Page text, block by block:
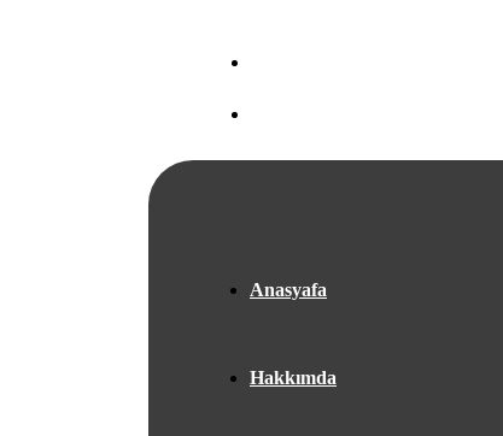
Anasyafa
Hakkımda